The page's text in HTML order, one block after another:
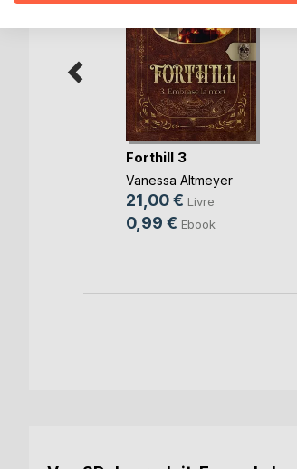
Forthill 3
Vanessa Altmeyer
21,00 € Livre
0,99 € Ebook